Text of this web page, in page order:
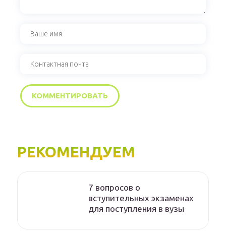
РЕКОМЕНДУЕМ
7 вопросов о
вступительных экзаменах
для поступления в вузы